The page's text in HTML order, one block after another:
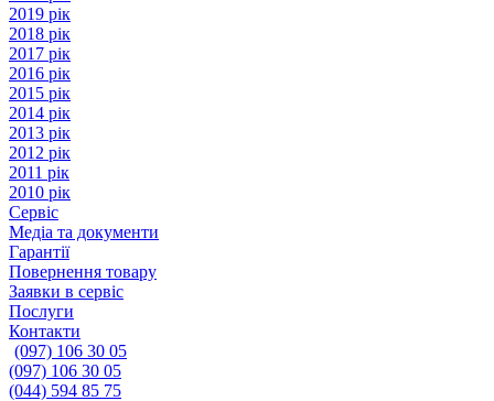
2019 рік
2018 рік
2017 рік
2016 рік
2015 рік
2014 рік
2013 рік
2012 рік
2011 рік
2010 рік
Сервіс
Медіа та документи
Гарантії
Повернення товару
Заявки в сервіс
Послуги
Контакти
(097) 106 30 05
(097) 106 30 05
(044) 594 85 75